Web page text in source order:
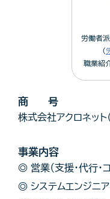
労働者
（
職業紹
商 号
株式会社アクロネッ
事業内容
◎ 営業（支援・代行・
◎ システムエンジニア